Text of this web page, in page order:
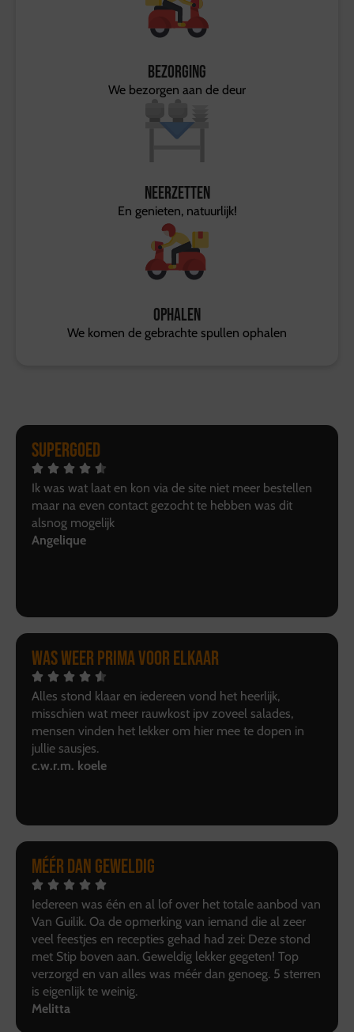
Bezorging
We bezorgen aan de deur
Neerzetten
En genieten, natuurlijk!
Ophalen
We komen de gebrachte spullen ophalen
Supergoed
Ik was wat laat en kon via de site niet meer bestellen
maar na even contact gezocht te hebben was dit
alsnog mogelijk
Angelique
Was weer prima voor elkaar
Alles stond klaar en iedereen vond het heerlijk,
misschien wat meer rauwkost ipv zoveel salades,
mensen vinden het lekker om hier mee te dopen in
jullie sausjes.
c.w.r.m. koele
Méér dan geweldig
Iedereen was één en al lof over het totale aanbod van
Van Guilik. Oa de opmerking van iemand die al zeer
veel feestjes en recepties gehad had zei: Deze stond
met Stip boven aan. Geweldig lekker gegeten! Top
verzorgd en van alles was méér dan genoeg. 5 sterren
is eigenlijk te weinig.
Melitta